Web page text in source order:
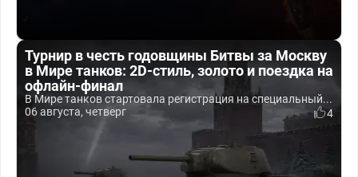
Турнир в честь годовщины Битвы за Москву
в Мире танков: 2D-стиль, золото и поездка на
офлайн-финал
В Мире танков стартовала регистрация на специальный...
06 августа, четверг
4